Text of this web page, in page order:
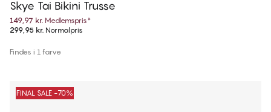
Skye Tai Bikini Trusse
149,97 kr. Medlemspris*
299,95 kr. Normalpris
Findes i 1 farve
FINAL SALE -70%